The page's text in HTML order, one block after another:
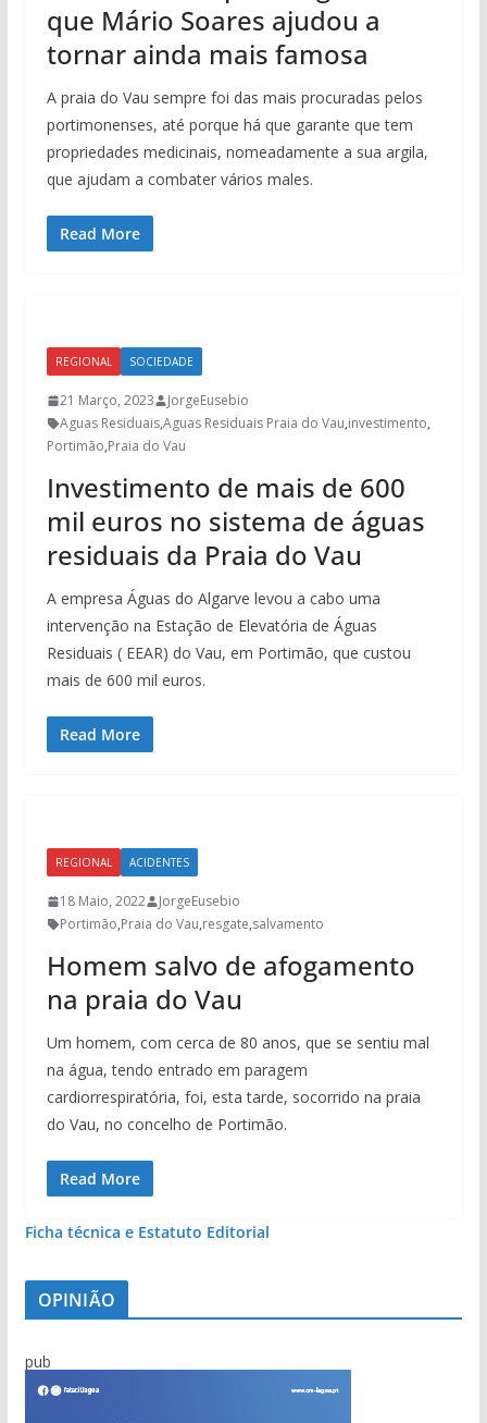
que Mário Soares ajudou a
tornar ainda mais famosa
A praia do Vau sempre foi das mais procuradas pelos
portimonenses, até porque há que garante que tem
propriedades medicinais, nomeadamente a sua argila,
que ajudam a combater vários males.
Read More
REGIONAL SOCIEDADE
21 Março, 2023
JorgeEusebio
Aguas Residuais,Aguas Residuais Praia do Vau,investimento,
Portimão,Praia do Vau
Investimento de mais de 600
mil euros no sistema de águas
residuais da Praia do Vau
A empresa Águas do Algarve levou a cabo uma
intervenção na Estação de Elevatória de Águas
Residuais ( EEAR) do Vau, em Portimão, que custou
mais de 600 mil euros.
Read More
REGIONAL ACIDENTES
18 Maio, 2022
JorgeEusebio
Portimão,Praia do Vau,resgate,salvamento
Homem salvo de afogamento
na praia do Vau
Um homem, com cerca de 80 anos, que se sentiu mal
na água, tendo entrado em paragem
cardiorrespiratória, foi, esta tarde, socorrido na praia
do Vau, no concelho de Portimão.
Read More
Ficha técnica e Estatuto Editorial
OPINIÃO
pub